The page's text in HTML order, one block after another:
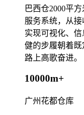
巴西仓2000平
服务系统，从
实现可视化、
健的步履朝着
路上高歌奋进。
10000m+
广州花都仓库